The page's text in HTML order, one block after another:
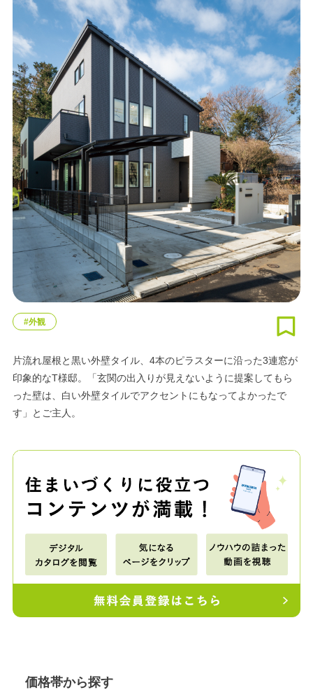
#外観
片流れ屋根と黒い外壁タイル、4本のピラスターに沿った3連窓が
印象的なT様邸。「玄関の出入りが見えないように提案してもら
った壁は、白い外壁タイルでアクセントにもなってよかったで
す」とご主人。
価格帯から探す